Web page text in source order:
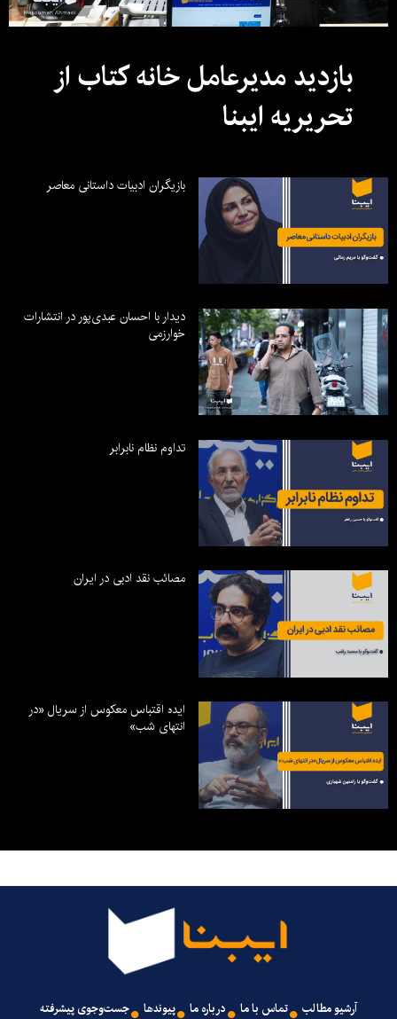
بازدید مدیرعامل خانه کتاب از
تحریریه ایبنا
بازیگران ادبیات داستانی معاصر
دیدار با احسان عبدی‌پور در انتشارات
خوارزمی
تداوم نظام نابرابر
مصائب نقد ادبی در ایران
ایده اقتباس معکوس از سریال «در
انتهای شب»
آرشیو مطالب تماس با ما درباره ما پیوندها جست‌وجوی پیشرفته